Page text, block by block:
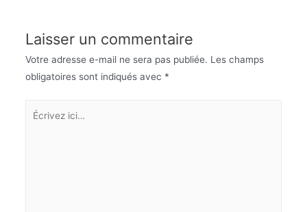
Laisser un commentaire
Votre adresse e-mail ne sera pas publiée. Les champs
obligatoires sont indiqués avec *